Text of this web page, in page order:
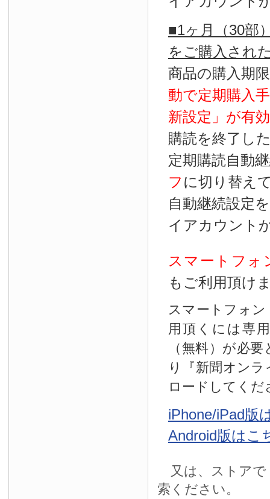
■1ヶ月（30部
をご購入され
商品の購入期
動で定期購入
新設定」が有効
購読を終了し
定期購読自動
フ に切り替え
自動継続設定
イアカウント
スマートフォ
もご利用頂け
スマートフォ
用頂くには専
（無料）が必
り『新聞オン
ロードしてくだ
iPhone/iPad版
Android版はこ
又は、ストアで
索ください。